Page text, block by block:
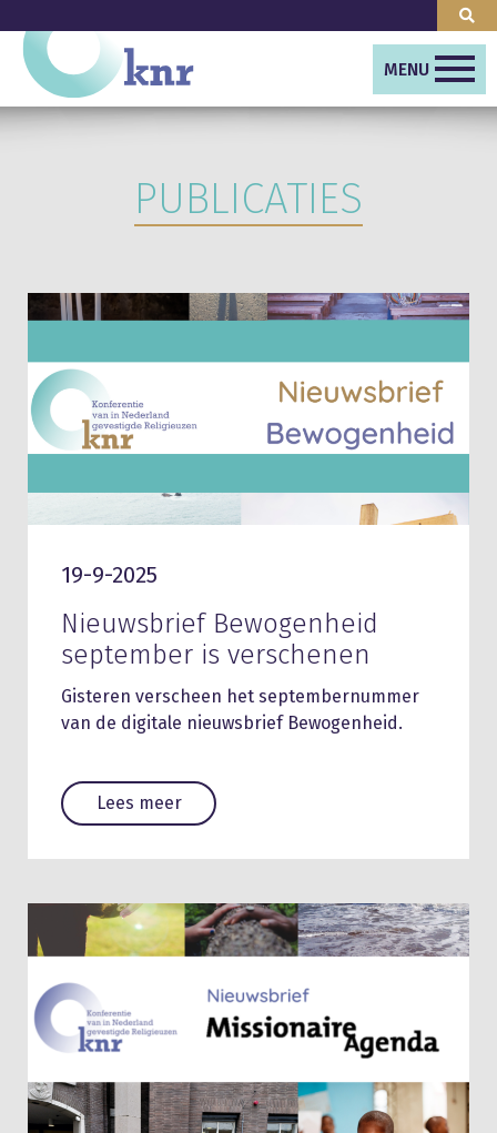
MENU
PUBLICATIES
19-9-2025
Nieuwsbrief Bewogenheid
september is verschenen
Gisteren verscheen het septembernummer
van de digitale nieuwsbrief Bewogenheid.
Lees meer